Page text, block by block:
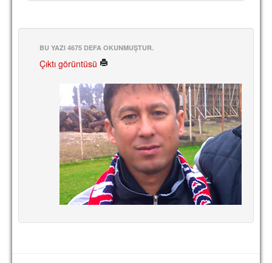
TARİHİ BAŞARILAR
BASINDAN
KUPA MAÇLARI
ESKİ HOCALAR
HAKKIMIZDA
MİSYON
HAKKIMIZDA
İRTİBAT
BU YAZI 4675 DEFA OKUNMUŞTUR.
Çıktı görüntüsü